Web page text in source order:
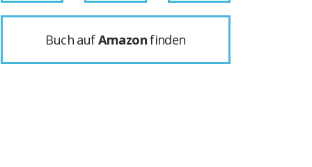
Buch aufAmazonfinden